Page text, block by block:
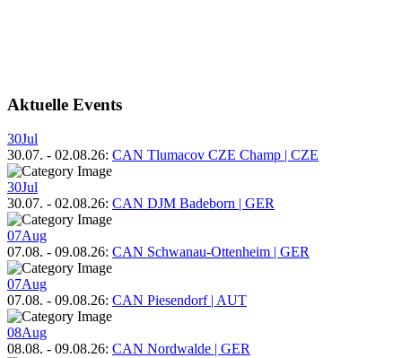
Aktuelle Events
30Jul
30.07. - 02.08.26: CAN Tlumacov CZE Champ | CZE
30Jul
30.07. - 02.08.26: CAN DJM Badeborn | GER
07Aug
07.08. - 09.08.26: CAN Schwanau-Ottenheim | GER
07Aug
07.08. - 09.08.26: CAN Piesendorf | AUT
08Aug
08.08. - 09.08.26: CAN Nordwalde | GER